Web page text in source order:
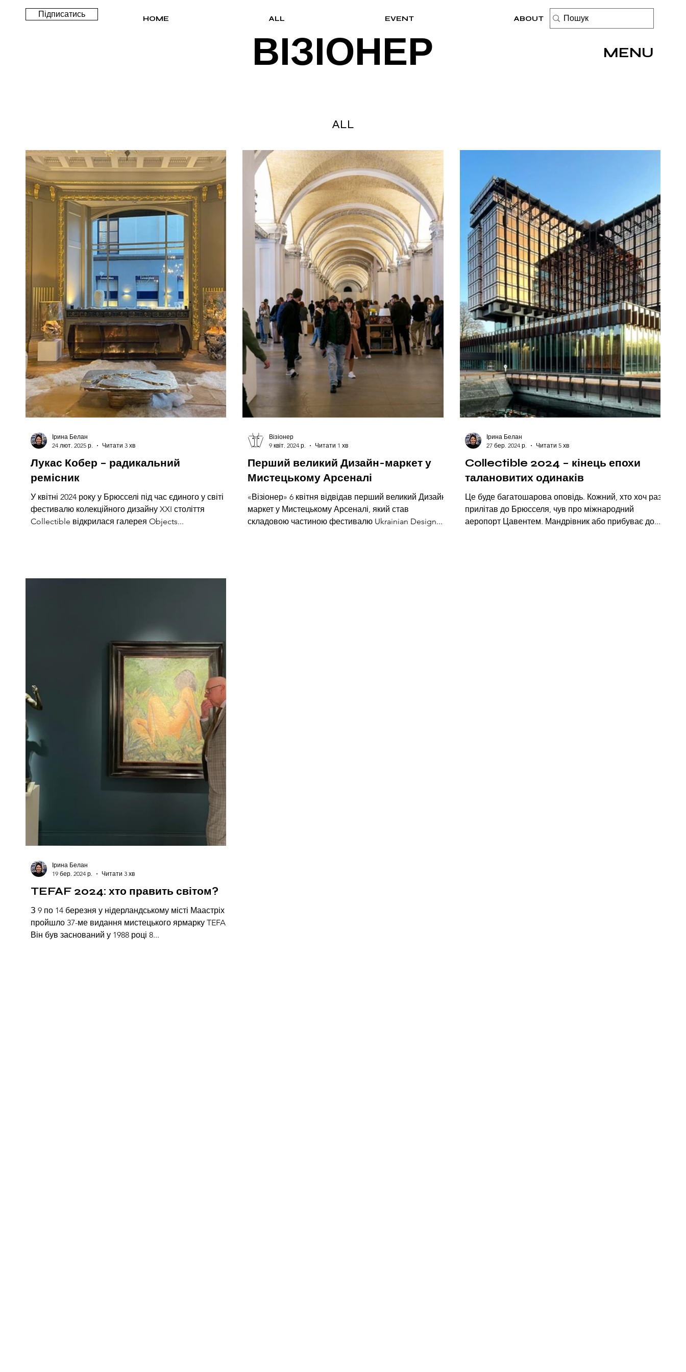
Підписатись
ВІЗІОНЕР MENU
HOME ALL EVENT ABOUT
ALL
Лукас Кобер – радикальний
ремісник
У квітні 2024 року у Брюсселі під час єдиного у світі
фестивалю колекційного дизайну XXI століття
Collectible відкрилася галерея Objects...
Ірина Белан
24 лют. 2025 р.
Читати 3 хв
Перший великий Дизайн-маркет у
Мистецькому Арсеналі
«Візіонер» 6 квітня відвідав перший великий Дизайн-
маркет у Мистецькому Арсеналі, який став
складовою частиною фестивалю Ukrainian Design...
Візіонер
9 квіт. 2024 р.
Читати 1 хв
Collectible 2024 – кінець епохи
талановитих одинаків
Це буде багатошарова оповідь. Кожний, хто хоч раз
прилітав до Брюсселя, чув про міжнародний
аеропорт Цавентем. Мандрівник або прибуває до...
Ірина Белан
27 бер. 2024 р.
Читати 5 хв
TEFAF 2024: хто править світом?
З 9 по 14 березня у нідерландському місті Маастріх
пройшло 37-ме видання мистецького ярмарку TEFAF.
Він був заснований у 1988 році 8...
Ірина Белан
19 бер. 2024 р.
Читати 3 хв